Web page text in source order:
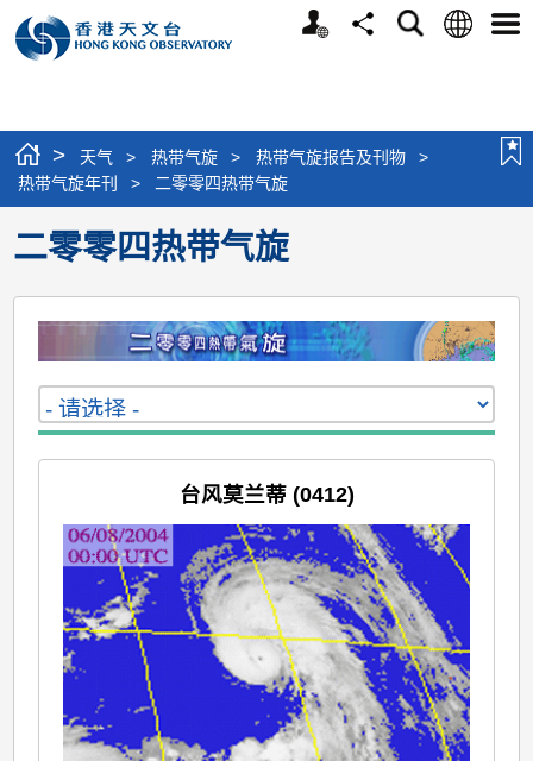
个
分
搜
语
选
> 天气 > 热带气旋 > 热带气旋报告及刊物
>
热带气旋年刊
> 二零零四热带气旋
二零零四热带气旋
台风莫兰蒂 (0412)